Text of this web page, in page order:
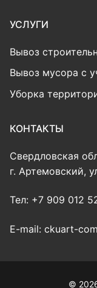
УСЛУГИ
Вывоз
Вывоз мусора с
Уборка
КОНТАКТЫ
Свердловская
г. Артемовский,
Тел: +7 909 012
E-mail: ckuart-
©